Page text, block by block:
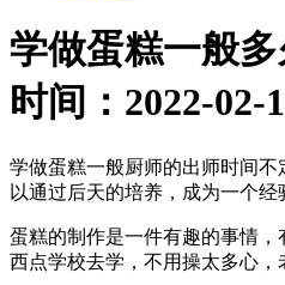
学做蛋糕一般
时间：2022-
学做蛋糕一般厨师的出师时间
以通过后天的培养，成为一个经
蛋糕的制作是一件有趣的事情
西点学校去学，不用操太多心，